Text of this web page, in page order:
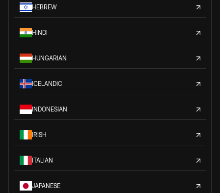
HEBREW
HINDI
HUNGARIAN
ICELANDIC
INDONESIAN
IRISH
ITALIAN
JAPANESE